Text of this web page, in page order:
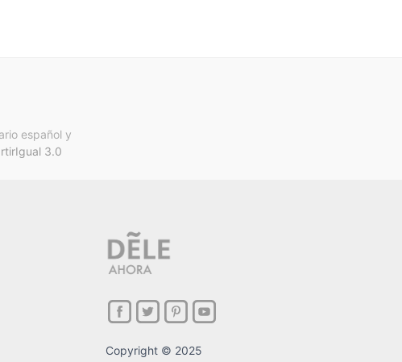
español y
3.0
Copyright © 2025